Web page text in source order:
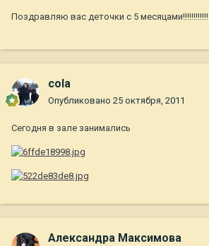
Поздравляю вас деточки с 5 месяцами!!!!!!!!!!!!
cola
Опубликовано 25 октября, 2011
Сегодня в зале занимались
Александра Максимова